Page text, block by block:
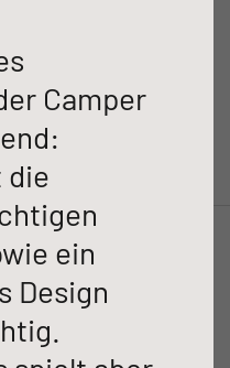
GLOBEBUS GO
ACTIVE
Teilintegriert
Daten
Camper
die
ein
Design